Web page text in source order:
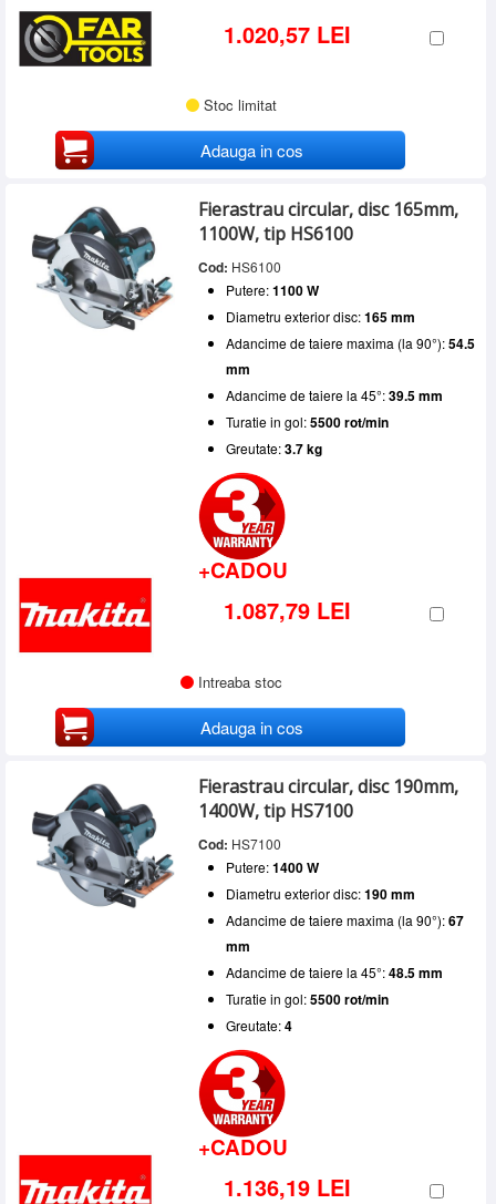
1.020,57 LEI
Stoc limitat
Adauga in cos
Fierastrau circular, disc 165mm,
1100W, tip HS6100
Cod: HS6100
Putere:1100 W
Diametru exterior disc:165 mm
Adancime de taiere maxima (la 90°):54.5
mm
Adancime de taiere la 45°:39.5 mm
Turatie in gol:5500 rot/min
Greutate:3.7 kg
+CADOU
1.087,79 LEI
Intreaba stoc
Adauga in cos
Fierastrau circular, disc 190mm,
1400W, tip HS7100
Cod: HS7100
Putere:1400 W
Diametru exterior disc:190 mm
Adancime de taiere maxima (la 90°):67
mm
Adancime de taiere la 45°:48.5 mm
Turatie in gol:5500 rot/min
Greutate:4
+CADOU
1.136,19 LEI